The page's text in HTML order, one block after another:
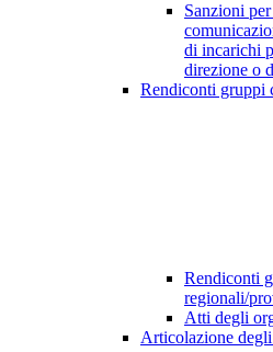
Sanzioni
di incarichi
direzione o
Rendiconti gruppi
Rendiconti
regionali/
Atti degli
Articolazione